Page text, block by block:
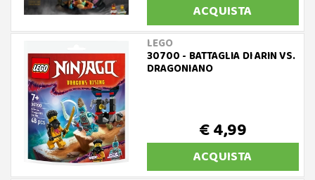
ACQUISTA
LEGO
30700 - BATTAGLIA DI ARIN VS.
DRAGONIANO
€ 4,99
ACQUISTA